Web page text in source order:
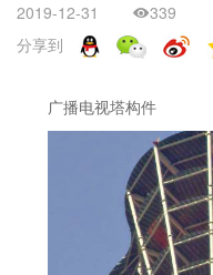
2019-12-31
339
分享到
广播电视塔构件